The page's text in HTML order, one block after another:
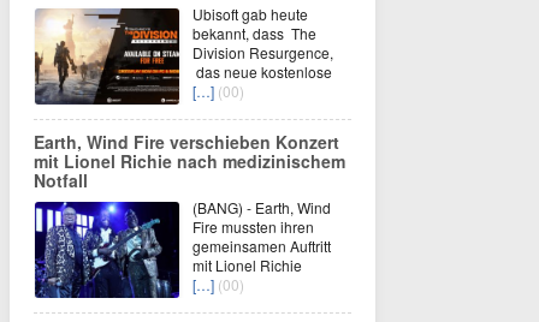
Ubisoft gab heute
bekannt, dass The
Division Resurgence,
das neue kostenlose
[…] (00)
Earth, Wind Fire verschieben Konzert
mit Lionel Richie nach medizinischem
Notfall
(BANG) - Earth, Wind
Fire mussten ihren
gemeinsamen Auftritt
mit Lionel Richie
[…] (00)